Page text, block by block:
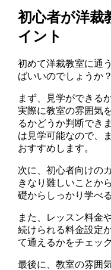
初心者が洋裁
イント
初めて洋裁教室に通
ばいいのでしょうか？
まず、見学ができる
実際に教室の雰囲気
るかどうか判断でき
は見学可能なので、
おすすめします。
次に、初心者向けの
きなり難しいことか
礎からしっかり学べ
また、レッスン料金
続けられる料金設定
て通えるかをチェッ
最後に、教室の雰囲